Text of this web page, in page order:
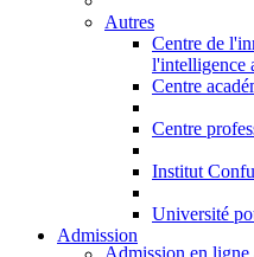
Autres
Centre de
l'intelligence
Centre
Centre
Institut
Université
Admission